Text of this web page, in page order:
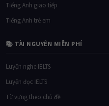
Tiếng Anh giao tiếp
Tiếng Anh trẻ em
📚 TÀI NGUYÊN MIỄN PHÍ
Luyện nghe IELTS
Luyện đọc IELTS
Từ vựng theo chủ đề